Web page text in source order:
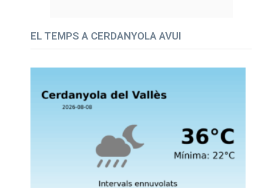
EL TEMPS A CERDANYOLA AVUI